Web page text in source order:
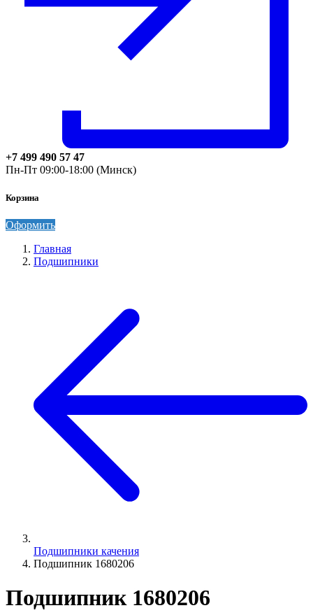
+7 499 490 57 47
Пн-Пт 09:00-18:00 (Минск)
Корзина
Оформить
Главная
Подшипники
Подшипники качения
Подшипник 1680206
Подшипник 1680206